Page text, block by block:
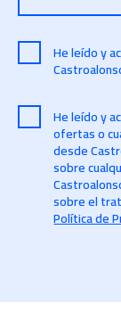
He leído y
He leído y
ofertas o
desde
sobre
sobre el
Política de